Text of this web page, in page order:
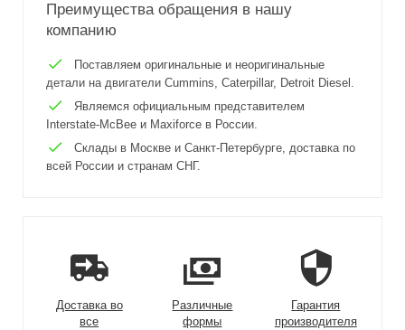
Преимущества обращения в нашу
компанию
Поставляем оригинальные и неоригинальные
детали на двигатели Cummins, Caterpillar, Detroit Diesel.
Являемся официальным представителем
Interstate-McBee и Maxiforce в России.
Склады в Москве и Санкт-Петербурге, доставка по
всей России и странам СНГ.
Доставка во
все
Различные
формы
Гарантия
производителя